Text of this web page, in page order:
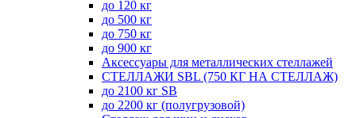
до 120 кг
до 500 кг
до 750 кг
до 900 кг
Аксессуары для металлических стеллажей
СТЕЛЛАЖИ SBL (750 КГ НА СТЕЛЛАЖ)
до 2100 кг SB
до 2200 кг (полугрузовой)